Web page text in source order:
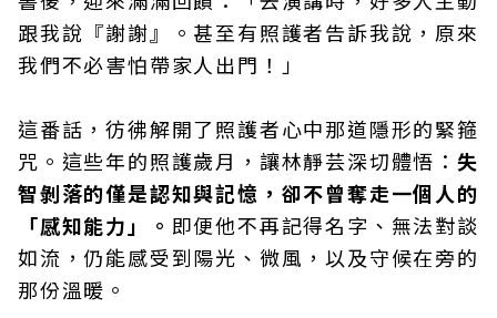
跟我說『謝謝』。甚至有照護者告訴我說，原來
我們不必害怕帶家人出門！」
這番話，彷彿解開了照護者心中那道隱形的緊箍
咒。這些年的照護歲月，讓林靜芸深切體悟： 失
智剝落的僅是認知與記憶，卻不曾奪走一個人的
「感知能力」。 即便他不再記得名字、無法對談
如流，仍能感受到陽光、微風，以及守候在旁的
那份溫暖。